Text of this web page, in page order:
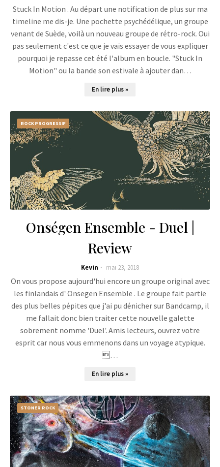
Stuck In Motion . Au départ une notification de plus sur ma
timeline me dis-je. Une pochette psychédélique, un groupe
venant de Suède, voilà un nouveau groupe de rétro-rock. Oui
pas seulement c'est ce que je vais essayer de vous expliquer
pourquoi je repasse cet été l'album en boucle. "Stuck In
Motion" ou la bande son estivale à ajouter dan…
En lire plus »
ROCK PROGRESSIF
Onségen Ensemble - Duel |
Review
Kevin mai 23, 2018
On vous propose aujourd'hui encore un groupe original avec
les finlandais d' Onsegen Ensemble . Le groupe fait partie
des plus belles pépites que j'ai pu dénicher sur Bandcamp, il
me fallait donc bien traiter cette nouvelle galette
sobrement nomme 'Duel'. Amis lecteurs, ouvrez votre
esprit car nous vous emmenons dans un voyage atypique.
…
En lire plus »
STONER ROCK